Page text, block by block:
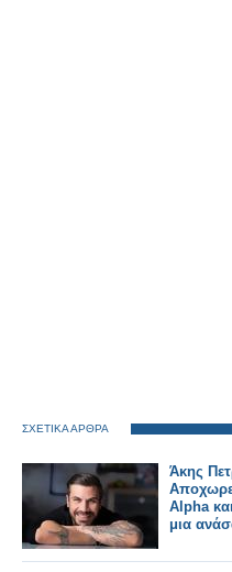
ΣΧΕΤΙΚΑ ΑΡΘΡΑ
Άκης
Alpha
μια